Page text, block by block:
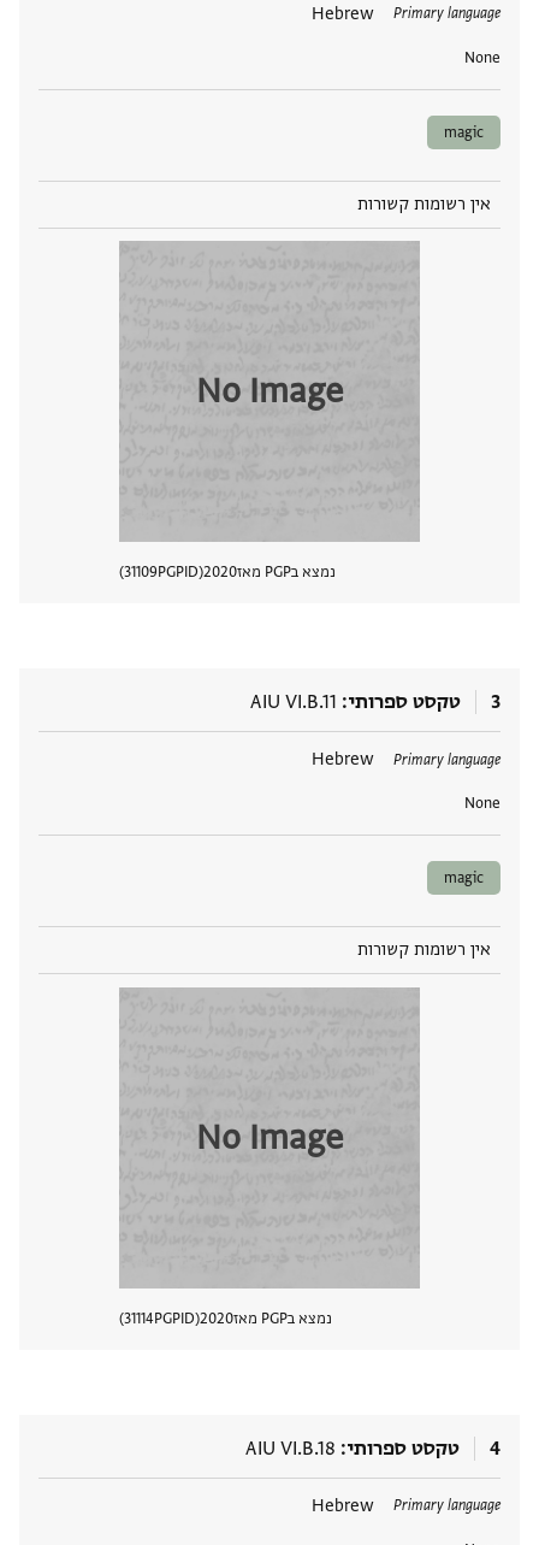
Primary language
Hebrew
None
תגים
magic
אין רשומות קשורות
No Image
נמצא בPGP מאז 2020
PGPID
31109
3 טקסט ספרותי AIU VI.B.11
Primary language
Hebrew
None
תגים
magic
אין רשומות קשורות
No Image
נמצא בPGP מאז 2020
PGPID
31114
4 טקסט ספרותי AIU VI.B.18
Primary language
Hebrew תגים